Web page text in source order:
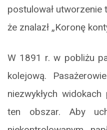
postulował
że znalazł „Koronę
W 1891 r. w pobliżu
kolejową.
niezwykłych
ten obszar. Aby